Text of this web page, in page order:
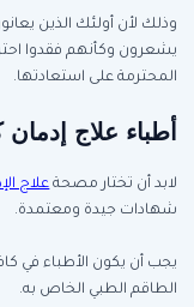
وذلك لأن أولئك الذين
يشعرون وكأنهم فقدوا
المحترمة على استعادتها.
أطباء علاج
لابد أن تختار مصحةعلاج
شهادات جيدة ومعتمدة.
يجب أن يكون الأطباء في
الطاقم الطبي الخاص به.